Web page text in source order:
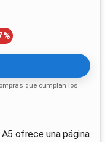
%
que cumplan los
ofrece una página